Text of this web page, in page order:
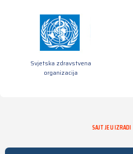
Svjetska zdravstvena
organizacija
SAJT JE U IZRADI